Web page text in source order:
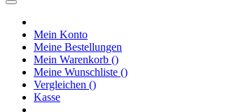
Mein Konto
Meine Bestellungen
Mein Warenkorb ()
Meine Wunschliste ()
Vergleichen ()
Kasse